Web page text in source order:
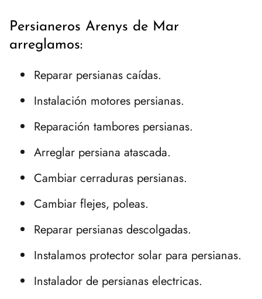
Persianeros Arenys de Mar
arreglamos:
Reparar persianas caídas.
Instalación motores persianas.
Reparación tambores persianas.
Arreglar persiana atascada.
Cambiar cerraduras persianas.
Cambiar flejes, poleas.
Reparar persianas descolgadas.
Instalamos protector solar para persianas.
Instalador de persianas electricas.